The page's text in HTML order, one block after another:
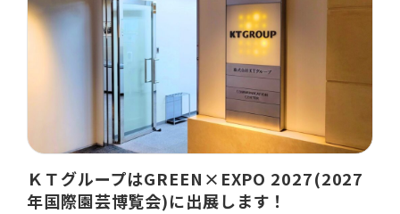
ＫＴグループはGREEN×EXPO 2027(2027
年国際園芸博覧会)に出展します！